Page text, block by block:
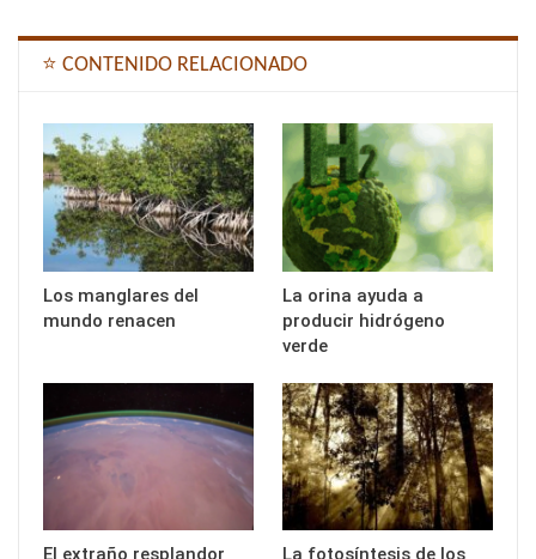
⭐ CONTENIDO RELACIONADO
Los manglares del
mundo renacen
La orina ayuda a
producir hidrógeno
verde
El extraño resplandor La fotosíntesis de los